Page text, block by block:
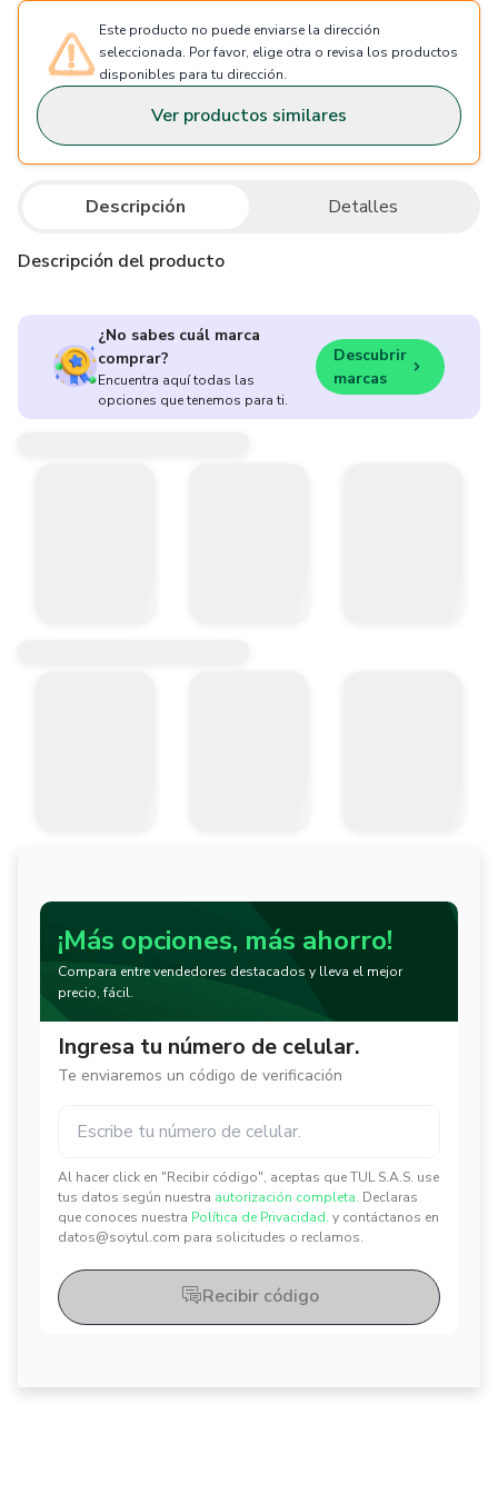
Este producto no puede enviarse la dirección
seleccionada. Por favor, elige otra o revisa los productos
disponibles para tu dirección.
Ver productos similares
Descripción Detalles
Descripción del producto
¿No sabes cuál marca
comprar?
Encuentra aquí todas las
opciones que tenemos para ti.
Descubrir
marcas
¡Más opciones, más ahorro!
Compara entre vendedores destacados y lleva el mejor
precio, fácil.
Ingresa tu número de celular.
Te enviaremos un código de verificación
Al hacer click en "Recibir código", aceptas que TUL S.A.S. use
tus datos según nuestra autorización completa. Declaras
que conoces nuestra Política de Privacidad. y contáctanos en
datos@soytul.com para solicitudes o reclamos.
✕
✕
Recibir código